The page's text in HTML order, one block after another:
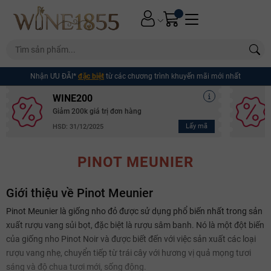
Nhận ƯU ĐÃI* đặc biệt từ các chương trình khuyến mãi mới nhất
WINE200
Giảm 200k giá trị đơn hàng
HSD: 31/12/2025 Lấy mã
PINOT MEUNIER
Giới thiệu về Pinot Meunier
Pinot Meunier là giống nho đỏ được sử dụng phổ biến nhất trong sản
xuất rượu vang sủi bọt, đặc biệt là rượu sâm banh. Nó là một đột biến
của giống nho Pinot Noir và được biết đến với việc sản xuất các loại
rượu vang nhẹ, chuyển tiếp từ trái cây với hương vị quả mọng tươi
sáng và độ chua tươi mới, sống động.